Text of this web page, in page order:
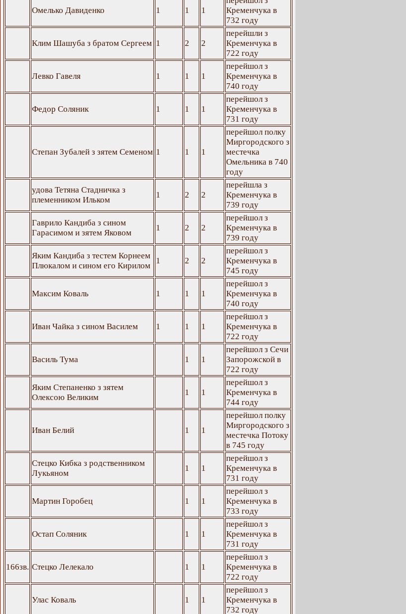
Омелько Давиденко 1 1 1
Кременчука в
732 году
Клим Шашуба з братом Сергеем 1 2 2
перейшли з
Кременчука в
722 году
Левко Гавеля 1 1 1
перейшол з
Кременчука в
740 году
Федор Соляник 1 1 1
перейшол з
Кременчука в
731 году
Степан Зубалей з зятем Семеном 1 1 1
перейшол полку
Миргородского з
местечка
Омельника в 740
году
удова Тетяна Стадничка з
племенником Ильком
1 2 2
перейшла з
Кременчука в
739 году
Гаврило Кандиба з сином
Гарасимом и зятем Яковом
1 2 2
перейшол з
Кременчука в
739 году
Яким Кандиба з тестем Корнеем
Плюкалом и сином его Кирилом
1 2 2
перейшол з
Кременчука в
745 году
Максим Коваль 1 1 1
перейшол з
Кременчука в
740 году
Иван Чайка з сином Василем 1 1 1
перейшол з
Кременчука в
722 году
Василь Тума 1 1
перейшол з Сечи
Запорожской в
722 году
Яким Степаненко з зятем
Олексою Великим
1 1
перейшол з
Кременчука в
744 году
Иван Белий 1 1
перейшол полку
Миргородского з
местечка Потоку
в 745 году
Стецко Кибка з родственником
Лукьяном
1 1
перейшол з
Кременчука в
731 году
Мартин Горобец 1 1
перейшол з
Кременчука в
733 году
Остап Соляник 1 1
перейшол з
Кременчука в
731 году
166зв. Стецко Лелекало 1 1
перейшол з
Кременчука в
722 году
Улас Коваль 1 1
перейшол з
Кременчука в
732 году